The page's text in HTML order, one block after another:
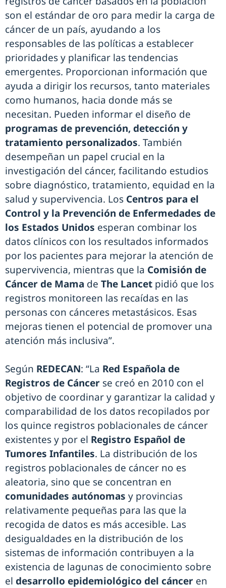
son el estándar de oro para medir la carga de
cáncer de un país, ayudando a los
responsables de las políticas a establecer
prioridades y planificar las tendencias
emergentes. Proporcionan información que
ayuda a dirigir los recursos, tanto materiales
como humanos, hacia donde más se
necesitan. Pueden informar el diseño de
programas de prevención, detección y
tratamiento personalizados. También
desempeñan un papel crucial en la
investigación del cáncer, facilitando estudios
sobre diagnóstico, tratamiento, equidad en la
salud y supervivencia. Los Centros para el
Control y la Prevención de Enfermedades de
los Estados Unidos esperan combinar los
datos clínicos con los resultados informados
por los pacientes para mejorar la atención de
supervivencia, mientras que la Comisión de
Cáncer de Mama de The Lancet pidió que los
registros monitoreen las recaídas en las
personas con cánceres metastásicos. Esas
mejoras tienen el potencial de promover una
atención más inclusiva”.
Según REDECAN: “La Red Española de
Registros de Cáncer se creó en 2010 con el
objetivo de coordinar y garantizar la calidad y
comparabilidad de los datos recopilados por
los quince registros poblacionales de cáncer
existentes y por el Registro Español de
Tumores Infantiles. La distribución de los
registros poblacionales de cáncer no es
aleatoria, sino que se concentran en
comunidades autónomas y provincias
relativamente pequeñas para las que la
recogida de datos es más accesible. Las
desigualdades en la distribución de los
sistemas de información contribuyen a la
existencia de lagunas de conocimiento sobre
el desarrollo epidemiológico del cáncer en